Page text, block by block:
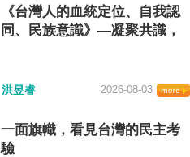
《台灣人的血統定位、自我認
同、民族意識》—凝聚共識，
洪昱睿 2026-08-03
一面旗幟，看見台灣的民主考
驗